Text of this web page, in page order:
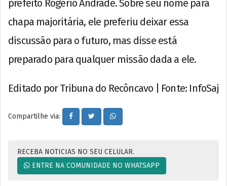
prefeito Rogério Andrade. Sobre seu nome para
chapa majoritária, ele preferiu deixar essa
discussão para o futuro, mas disse está
preparado para qualquer missão dada a ele.
Editado por Tribuna do Recôncavo | Fonte: InfoSaj
Compartilhe via:
RECEBA NOTICIAS NO SEU CELULAR.
ENTRE NA COMUNIDADE NO WHATSAPP